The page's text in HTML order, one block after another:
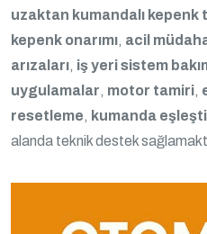
uzaktan kumandalı kepenk
kepenk onarımı, acil
arızaları, iş yeri sistem
uygulamalar, motor tamiri,
resetleme, kumanda
alanda teknik destek